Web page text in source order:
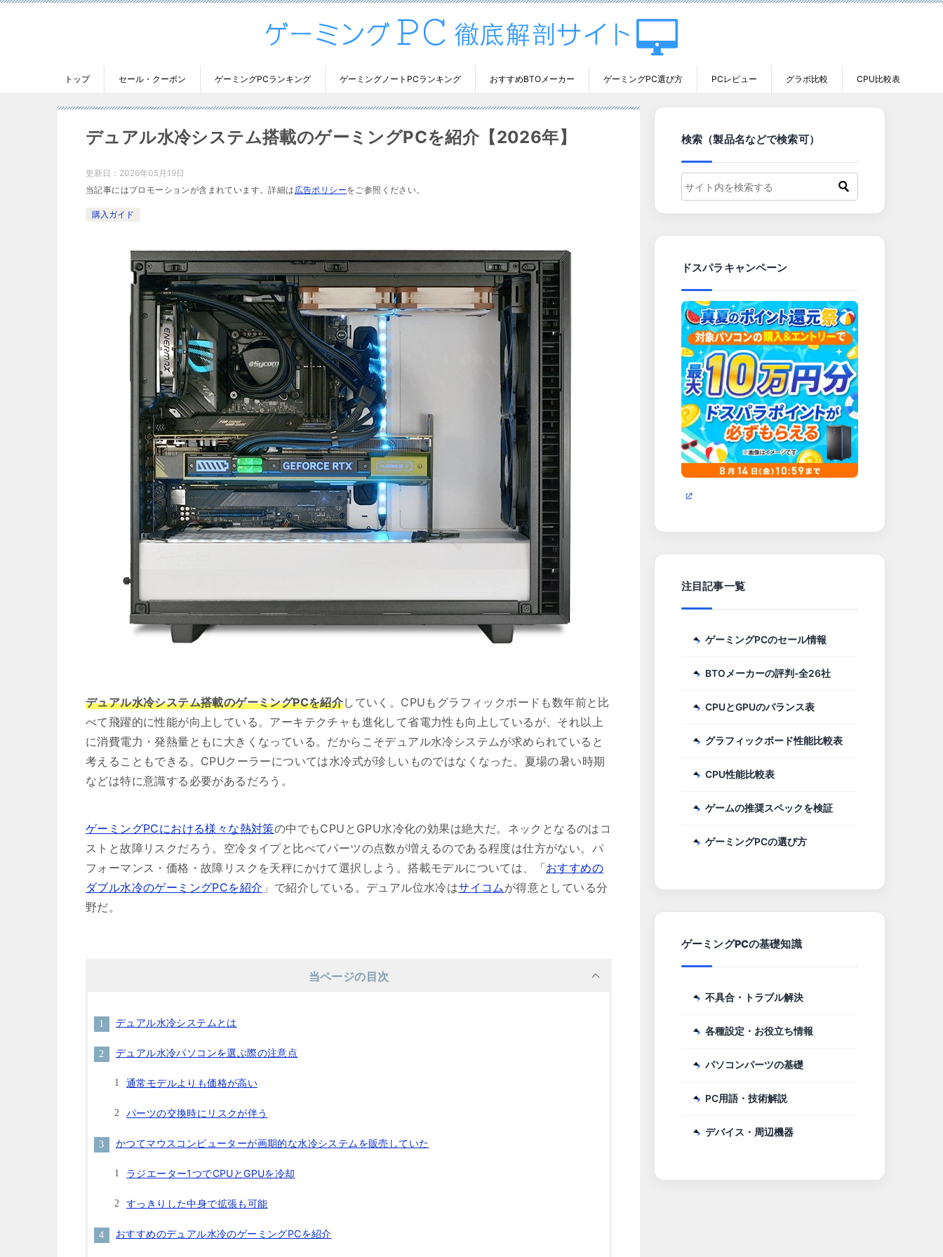
トップ セール・クーポン ゲーミングPCランキング ゲーミングノートPCランキング おすすめBTOメーカー ゲーミングPC選び方 PCレビュー グラボ比較 CPU比較表
デュアル水冷システム搭載のゲーミングPCを紹介【2026年】
更新日： 2026年05月19日
当記事にはプロモーションが含まれています。詳細は 広告ポリシーをご参照ください。
購入ガイド
デュアル水冷システム搭載のゲーミングPCを紹介していく。CPUもグラフィックボードも数年前と比
べて飛躍的に性能が向上している。アーキテクチャも進化して省電力性も向上しているが、それ以上
に消費電力・発熱量ともに大きくなっている。だからこそデュアル水冷システムが求められていると
考えることもできる。CPUクーラーについては水冷式が珍しいものではなくなった。夏場の暑い時期
などは特に意識する必要があるだろう。
ゲーミングPCにおける様々な熱対策の中でもCPUとGPU水冷化の効果は絶大だ。ネックとなるのはコ
ストと故障リスクだろう。空冷タイプと比べてパーツの点数が増えるのである程度は仕方がない。パ
フォーマンス・価格・故障リスクを天秤にかけて選択しよう。搭載モデルについては、「おすすめの
ダブル水冷のゲーミングPCを紹介 」で紹介している。デュアル位水冷はサイコムが得意としている分
野だ。
当ページの目次
デュアル水冷システムとは
デュアル水冷パソコンを選ぶ際の注意点
通常モデルよりも価格が高い
パーツの交換時にリスクが伴う
かつてマウスコンピューターが画期的な水冷システムを販売していた
ラジエーター1つでCPUとGPUを冷却
すっきりした中身で拡張も可能
おすすめのデュアル水冷のゲーミングPCを紹介
検索（製品名などで検索可）
ドスパラキャンペーン
注目記事一覧
ゲーミングPCのセール情報
BTOメーカーの評判-全26社
CPUとGPUのバランス表
グラフィックボード性能比較表
CPU性能比較表
ゲームの推奨スペックを検証
ゲーミングPCの選び方
ゲーミングPCの基礎知識
不具合・トラブル解決
各種設定・お役立ち情報
パソコンパーツの基礎
PC用語・技術解説
デバイス・周辺機器